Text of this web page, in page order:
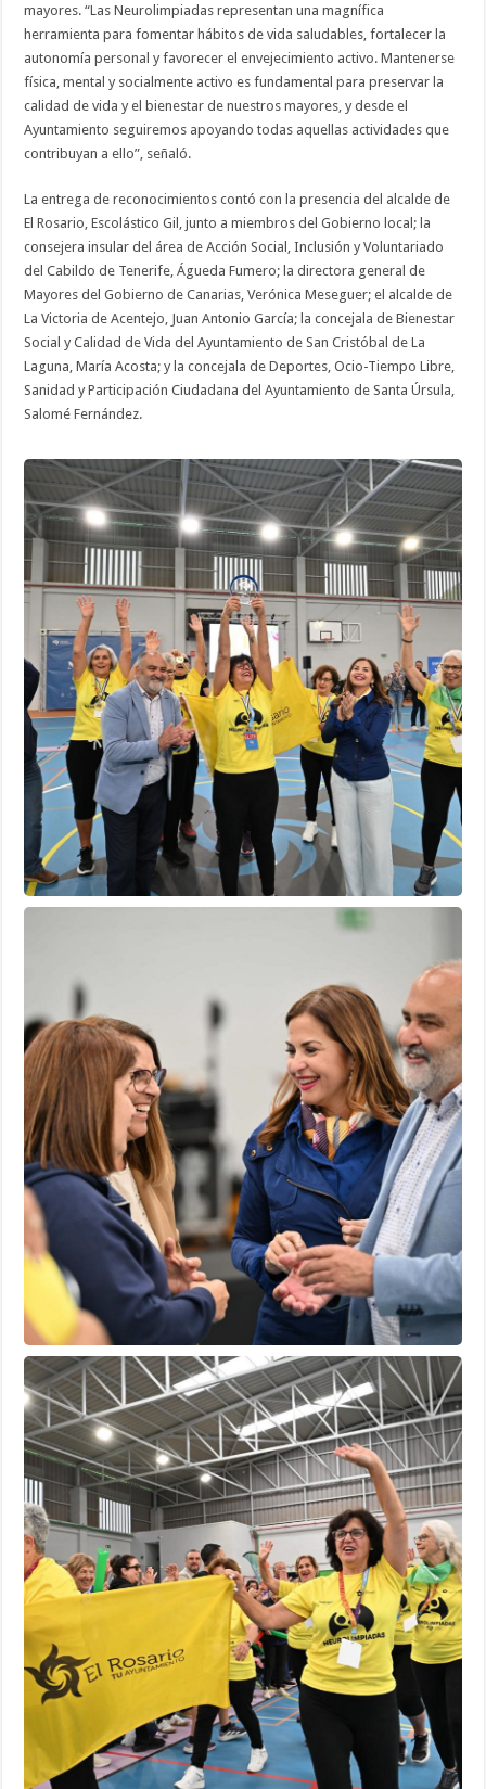
mayores. “Las Neurolimpiadas representan una magnífica
herramienta para fomentar hábitos de vida saludables, fortalecer la
autonomía personal y favorecer el envejecimiento activo. Mantenerse
física, mental y socialmente activo es fundamental para preservar la
calidad de vida y el bienestar de nuestros mayores, y desde el
Ayuntamiento seguiremos apoyando todas aquellas actividades que
contribuyan a ello”, señaló.
La entrega de reconocimientos contó con la presencia del alcalde de
El Rosario, Escolástico Gil, junto a miembros del Gobierno local; la
consejera insular del área de Acción Social, Inclusión y Voluntariado
del Cabildo de Tenerife, Águeda Fumero; la directora general de
Mayores del Gobierno de Canarias, Verónica Meseguer; el alcalde de
La Victoria de Acentejo, Juan Antonio García; la concejala de Bienestar
Social y Calidad de Vida del Ayuntamiento de San Cristóbal de La
Laguna, María Acosta; y la concejala de Deportes, Ocio-Tiempo Libre,
Sanidad y Participación Ciudadana del Ayuntamiento de Santa Úrsula,
Salomé Fernández.